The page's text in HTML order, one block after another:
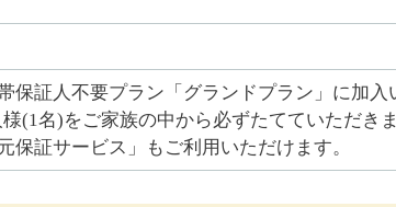
保証人不要プラン「グランドプラン」に加
(1名)をご家族の中から必ずたてていただき
保証サービス」もご利用いただけます。